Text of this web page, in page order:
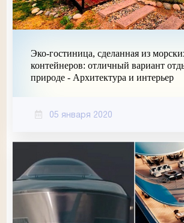
Эко-гостиница, сделанная из
контейнеров: отличный вариант
природе - Архитектура и интерьер
05 января 2020